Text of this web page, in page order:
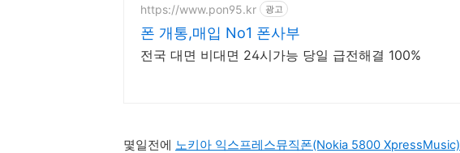
https://www.pon95.kr 광고
폰 개통,매입 No1 폰사부
전국 대면 비대면 24시가능 당일 급전해결 100%
몇일전에 노키아 익스프레스뮤직폰(Nokia 5800 XpressMusic)